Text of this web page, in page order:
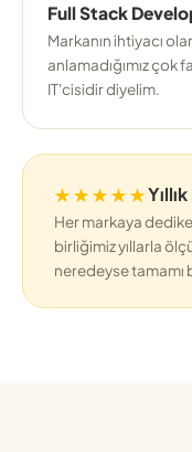
Full Stack
Markanın ihtiyacı
anlamadığımız çok
IT'cisidir diyelim.
★★★★★
Her markaya dedike
birliğimiz yıllarla
neredeyse tamamı